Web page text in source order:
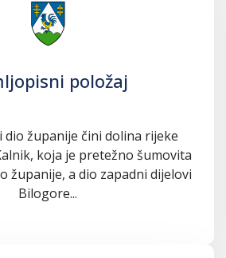
položaj
dio županije čini dolina rijeke
koja je pretežno šumovita
županije, a dio zapadni dijelovi
Bilogore...